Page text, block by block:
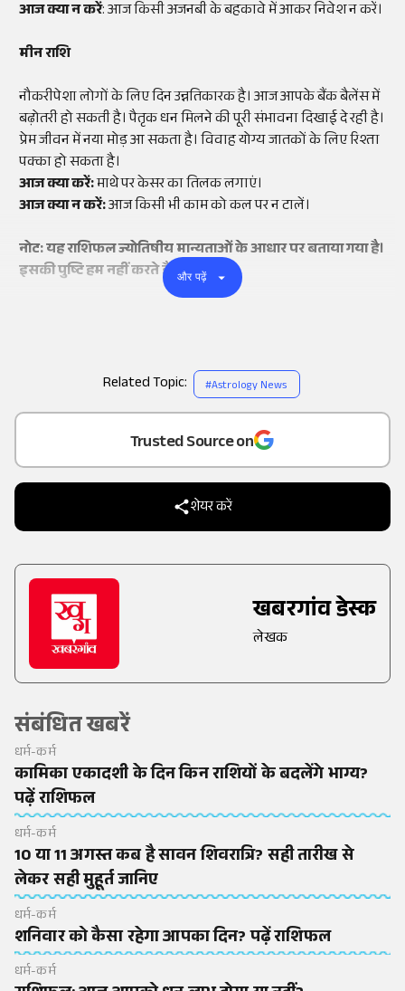
as a
Trusted Source on
शेयर करें
खबरगांव डेस्क
लेखक
संबंधित खबरें
धर्म-कर्म
कामिका एकादशी के दिन किन राशियों के बदलेंगे भाग्य?
पढ़ें राशिफल
धर्म-कर्म
10 या 11 अगस्त कब है सावन शिवरात्रि? सही तारीख से
लेकर सही मुहूर्त जानिए
धर्म-कर्म
शनिवार को कैसा रहेगा आपका दिन? पढ़ें राशिफल
धर्म-कर्म
आज क्या न करें: आज किसी अजनबी के बहकावे में आकर निवेश न करें।
मीन राशि
नौकरीपेशा लोगों के लिए दिन उन्नतिकारक है। आज आपके बैंक बैलेंस में
बढ़ोतरी हो सकती है। पैतृक धन मिलने की पूरी संभावना दिखाई दे रही है।
प्रेम जीवन में नया मोड़ आ सकता है। विवाह योग्य जातकों के लिए रिश्ता
पक्का हो सकता है।
आज क्या करें:माथे पर केसर का तिलक लगाएं।
आज क्या न करें:आज किसी भी काम को कल पर न टालें।
नोट: यह राशिफल ज्योतिषीय मान्यताओं के आधार पर बताया गया है।
इसकी पुष्टि हम नहीं करते हैं।
और पढ़ें
Related Topic: #Astrology News